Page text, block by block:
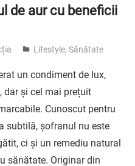
de aur cu beneficii
Lifestyle,Sănătate
un condiment de lux,
dar și cel mai prețuit
Cunoscut pentru
subtilă, șofranul nu este
ci și un remediu natural
sănătate. Originar din